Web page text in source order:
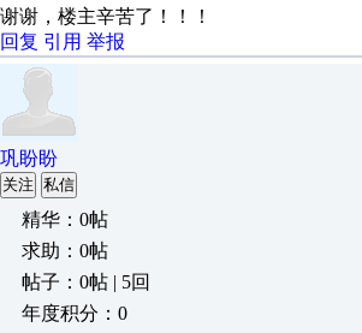
谢谢，楼主辛苦了！！！
回复 引用 举报
巩盼盼
关注 私信
精华：0帖
求助：0帖
帖子：0帖 | 5回
年度积分：0